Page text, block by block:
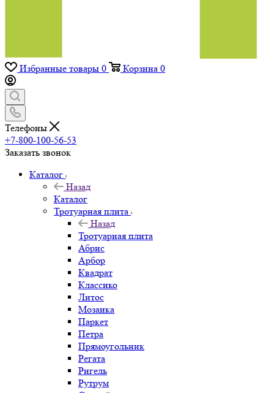
Избранные товары 0 Корзина 0
Телефоны
+7-800-100-56-53
Заказать звонок
Каталог
Назад
Каталог
Тротуарная плита
Назад
Тротуарная плита
Абрис
Арбор
Квадрат
Классико
Литос
Мозаика
Паркет
Петра
Прямоугольник
Регата
Ригель
Рутрум